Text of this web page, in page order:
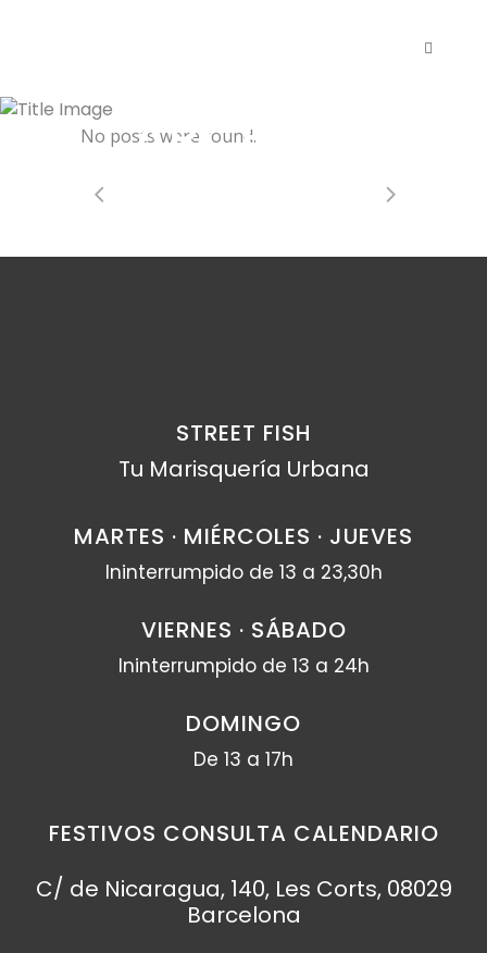
ARCHIVE
No posts were found.
STREET FISH
Tu Marisquería Urbana
MARTES · MIÉRCOLES · JUEVES
Ininterrumpido de 13 a 23,30h
VIERNES · SÁBADO
Ininterrumpido de 13 a 24h
DOMINGO
De 13 a 17h
FESTIVOS CONSULTA CALENDARIO
C/ de Nicaragua, 140, Les Corts, 08029
Barcelona